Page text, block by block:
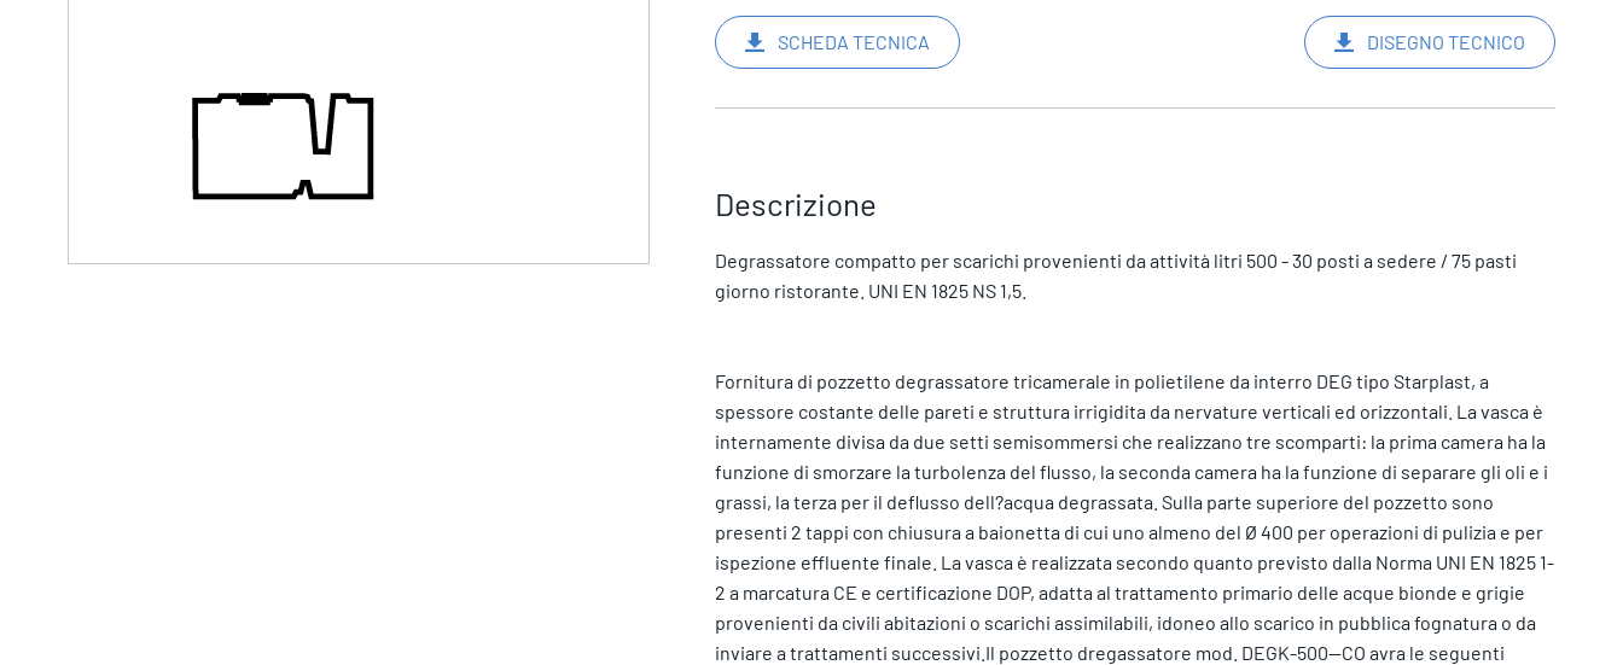
SCHEDA TECNICA DISEGNO TECNICO
Descrizione
Degrassatore compatto per scarichi provenienti da attività litri 500 - 30 posti a sedere / 75 pasti
giorno ristorante. UNI EN 1825 NS 1,5.
Fornitura di pozzetto degrassatore tricamerale in polietilene da interro DEG tipo Starplast, a
spessore costante delle pareti e struttura irrigidita da nervature verticali ed orizzontali. La vasca è
internamente divisa da due setti semisommersi che realizzano tre scomparti: la prima camera ha la
funzione di smorzare la turbolenza del flusso, la seconda camera ha la funzione di separare gli oli e i
grassi, la terza per il deflusso dell?acqua degrassata. Sulla parte superiore del pozzetto sono
presenti 2 tappi con chiusura a baionetta di cui uno almeno del Ø 400 per operazioni di pulizia e per
ispezione effluente finale. La vasca è realizzata secondo quanto previsto dalla Norma UNI EN 1825 1-
2 a marcatura CE e certificazione DOP, adatta al trattamento primario delle acque bionde e grigie
provenienti da civili abitazioni o scarichi assimilabili, idoneo allo scarico in pubblica fognatura o da
inviare a trattamenti successivi.Il pozzetto dregassatore mod. DEGK-500--CO avra le seguenti